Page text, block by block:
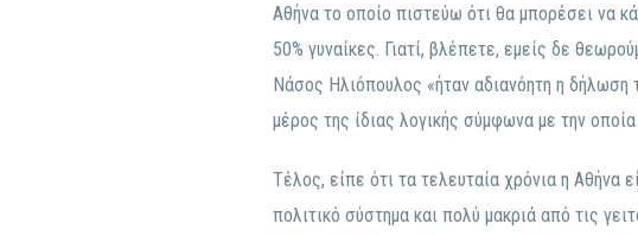
Αθήνα το οποίο πιστεύω ότι θα μπορέσει να
50% γυναίκες. Γιατί, βλέπετε, εμείς δε
Νάσος Ηλιόπουλος «ήταν αδιανόητη η δήλωση
μέρος της ίδιας λογικής σύμφωνα με την
Τέλος, είπε ότι τα τελευταία χρόνια η Αθήνα
πολιτικό σύστημα και πολύ μακριά από τις